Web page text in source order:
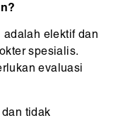
adalah elektif dan
spesialis.
evaluasi
tidak